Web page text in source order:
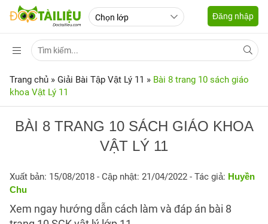
Đăng nhập
Trang chủ » Giải Bài Tập Vật Lý 11 » Bài 8 trang 10 sách giáo
khoa Vật Lý 11
BÀI 8 TRANG 10 SÁCH GIÁO KHOA
VẬT LÝ 11
Xuất bản: 15/08/2018 - Cập nhật: 21/04/2022 - Tác giả: Huyền
Chu
Xem ngay hướng dẫn cách làm và đáp án bài 8